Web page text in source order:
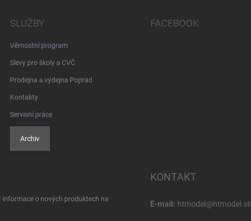
SLUŽBY
Věrnostní program
Slevy pro školy a CVČ
Prodejna a výdejna Poprad
Kontakty
Servisní práce
Archiv
FACEBOOK
informace o nových produktech na
KONTAKT
E-mail: htmodel@htmodel.sk